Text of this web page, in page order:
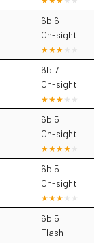
6b.6
On-sight
6b.7
On-sight
6b.5
On-sight
6b.5
On-sight
6b.5
Flash